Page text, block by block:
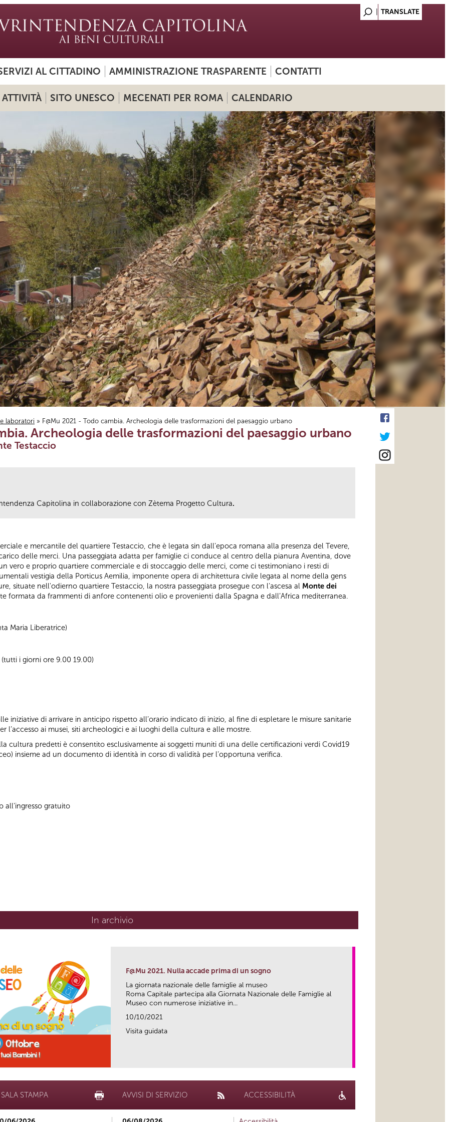
AL CITTADINO AMMINISTRAZIONE TRASPARENTE CONTATTI
ATTIVITÀ SITO UNESCO MECENATI PER ROMA CALENDARIO
laboratori » F@Mu 2021 - Todo cambia. Archeologia delle trasformazioni del paesaggio urbano
Archeologia delle trasformazioni del paesaggio urbano
Testaccio
Capitolina in collaborazione con Zètema Progetto Cultura.
e mercantile del quartiere Testaccio, che è legata sin dall’epoca romana alla presenza del Tevere,
delle merci. Una passeggiata adatta per famiglie ci conduce al centro della pianura Aventina, dove
vero e proprio quartiere commerciale e di stoccaggio delle merci, come ci testimoniano i resti di
vestigia della Porticus Aemilia, imponente opera di architettura civile legata al nome della gens
situate nell'odierno quartiere Testaccio, la nostra passeggiata prosegue con l’ascesa al Monte dei
formata da frammenti di anfore contenenti olio e provenienti dalla Spagna e dall’Africa mediterranea.
Maria Liberatrice)
i giorni ore 9.00 19.00)
iniziative di arrivare in anticipo rispetto all’orario indicato di inizio, al fine di espletare le misure sanitarie
l’accesso ai musei, siti archeologici e ai luoghi della cultura e alle mostre.
cultura predetti è consentito esclusivamente ai soggetti muniti di una delle certificazioni verdi Covid19
insieme ad un documento di identità in corso di validità per l’opportuna verifica.
all’ingresso gratuito
In archivio
F@Mu 2021. Nulla accade prima di un sogno
La giornata nazionale delle famiglie al museo
Roma Capitale partecipa alla Giornata Nazionale delle Famiglie al
Museo con numerose iniziative in...
10/10/2021
Visita guidata
SALA STAMPA AVVISI DI SERVIZIO ACCESSIBILITÀ